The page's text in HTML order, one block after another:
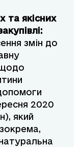
та якісних
змін до
щодо
2020
який